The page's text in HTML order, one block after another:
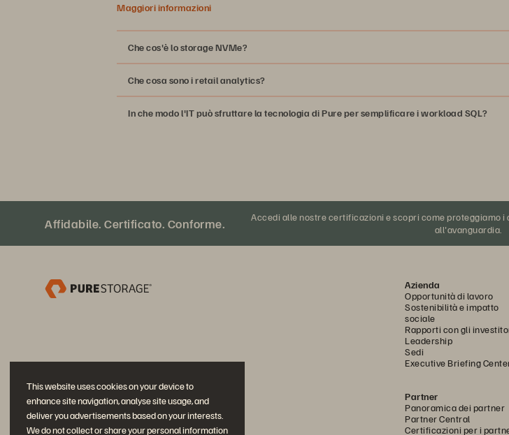
This website uses cookies on your device to
enhance site navigation, analyse site usage, and
deliver you advertisements based on your interests.
We do not collect or share your personal information
Maggiori informazioni
Che cos'è lo storage NVMe?
Che cosa sono i retail analytics?
In che modo l'IT può sfruttare la tecnologia di Pure per semplificare i workload SQL?
Affidabile. Certificato. Conforme.
Accedi alle nostre certificazioni e scopri come proteggiamo
all'avanguardia.
Azienda
Opportunità di lavoro
Sostenibilità e impatto
sociale
Rapporti con gli
Leadership
Sedi
Executive Briefing
Partner
Panoramica dei partner
Partner Central
Certificazioni per i